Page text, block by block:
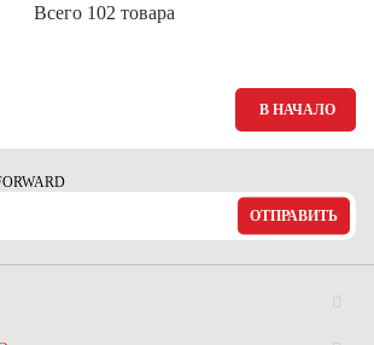
Всего 102 товара
В НАЧАЛО
ОТПРАВИТЬ